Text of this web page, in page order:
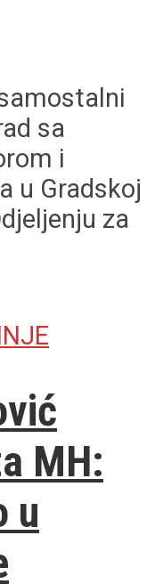
sa
i
u Gradskoj
za
MH:
u